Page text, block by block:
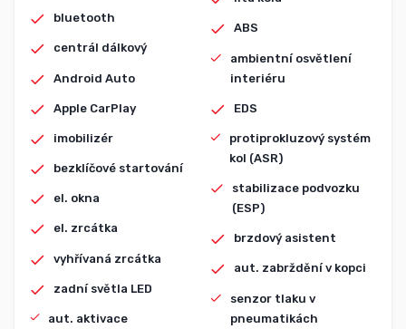
bluetooth
centrál dálkový
Android Auto
Apple CarPlay
imobilizér
bezklíčové startování
el. okna
el. zrcátka
vyhřívaná zrcátka
zadní světla LED
aut. aktivace
ABS
ambientní osvětlení
interiéru
EDS
protiprokluzový systém
kol (ASR)
stabilizace podvozku
(ESP)
brzdový asistent
aut. zabrždění v kopci
senzor tlaku v
pneumatikách